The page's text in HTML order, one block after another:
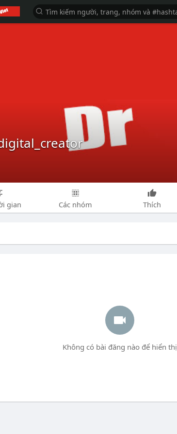
gian Các nhóm Thích
Không có bài đăng nào để hiển thị